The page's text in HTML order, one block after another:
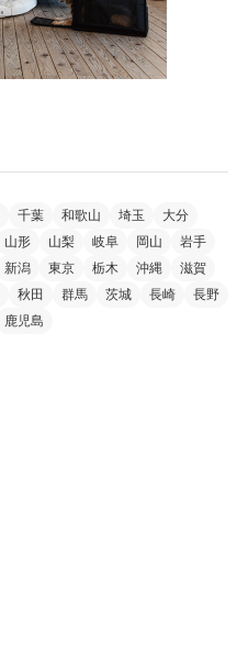
千葉 和歌山 埼玉
大分
山形 山梨 岐阜 岡山
岩手
新潟 東京 栃木 沖縄
滋賀
秋田 群馬 茨城 長崎
長野
鹿児島